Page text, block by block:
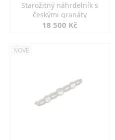
Starožitný náhrdelník s
českými granáty
18 500 Kč
NOVÉ